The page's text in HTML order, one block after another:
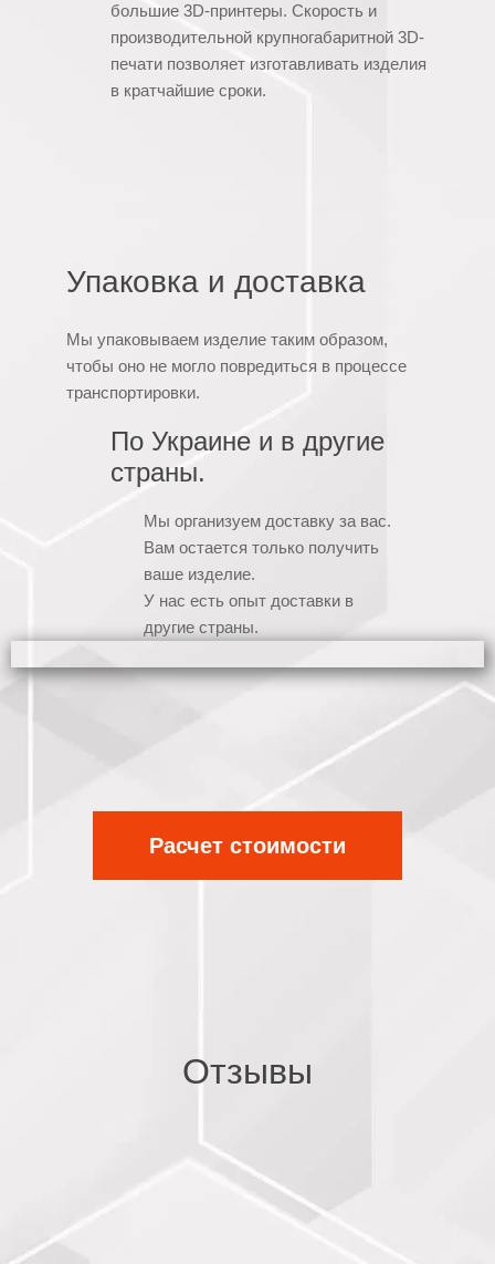
большие 3D-принтеры. Скорость и
производительной крупногабаритной 3D-
печати позволяет изготавливать изделия
в кратчайшие сроки.
Упаковка и доставка
Мы упаковываем изделие таким образом,
чтобы оно не могло повредиться в процессе
транспортировки.
По Украине и в другие
страны.
Мы организуем доставку за вас.
Вам остается только получить
ваше изделие.
У нас есть опыт доставки в
другие страны.
Расчет стоимости
Отзывы